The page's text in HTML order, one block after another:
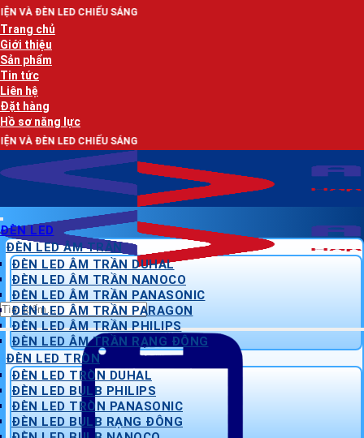
Bỏ
qua
nội
dung
SÁNG
Trang chủ
Giới thiệu
Sản phẩm
Tin tức
Liên hệ
Đặt hàng
Hồ sơ năng lực
SÁNG
Tìm
kiếm:
ĐÈN LED
ĐÈN LED ÂM TRẦN
ĐÈN LED ÂM TRẦN DUHAL
ĐÈN LED ÂM TRẦN NANOCO
ĐÈN LED ÂM TRẦN PANASONIC
ĐÈN LED ÂM TRẦN PARAGON
ĐÈN LED ÂM TRẦN PHILIPS
ĐÈN LED ÂM TRẦN RẠNG ĐÔNG
ĐÈN LED TRÒN
ĐÈN LED TRÒN DUHAL
ĐÈN LED BULB PHILIPS
ĐÈN LED TRÒN PANASONIC
ĐÈN LED BULB RẠNG ĐÔNG